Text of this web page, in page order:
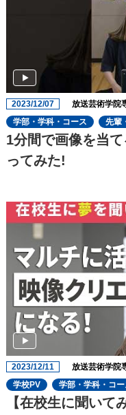
2023/12/07 放送芸術学院
学部・学科・コース
先輩
1分間で画像を当
ってみた!
2023/12/11 放送芸術学院
学校PV
学部・学科・コー
【在校生に聞いて